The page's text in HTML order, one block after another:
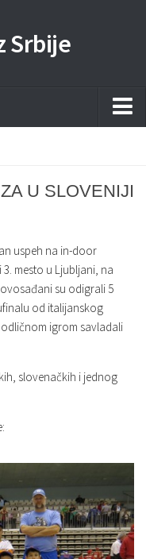
Srbije
U SLOVENIJI
uspeh na in-door
mesto u Ljubljani, na
su odigrali 5
od italijanskog
igrom savladali
slovenačkih i jednog